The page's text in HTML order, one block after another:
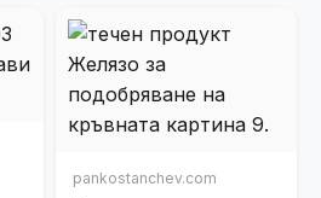
pankostanchev.com